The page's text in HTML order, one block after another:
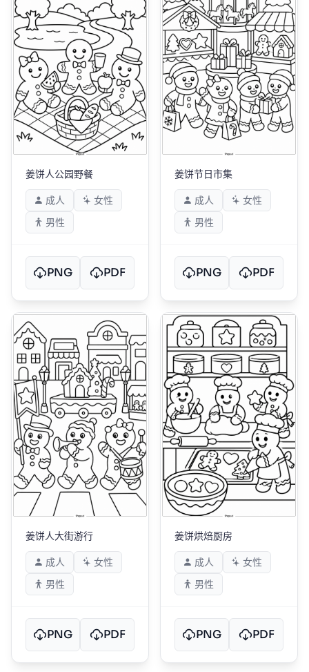
姜饼人公园野餐
成人
女性
男性
PNG PDF
姜饼节日市集
成人
女性
男性
PNG PDF
姜饼人大街游行
成人
女性
男性
PNG PDF
姜饼烘焙厨房
成人
女性
男性
PNG PDF